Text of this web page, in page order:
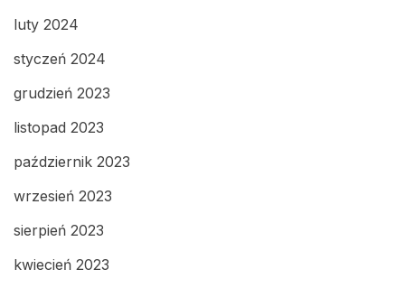
luty 2024
styczeń 2024
grudzień 2023
listopad 2023
październik 2023
wrzesień 2023
sierpień 2023
kwiecień 2023